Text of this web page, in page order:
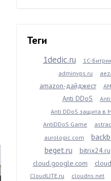
Теги
1dedic.ru 1С-
adminvps.ru
amazon-дайджест
Anti DDoS
Anti DDoS защита в
AntiDDoS Game
aurologic.com
beget.ru bitrix24.ru
cloud.google.com
CloudLITE.ru cloudns.net